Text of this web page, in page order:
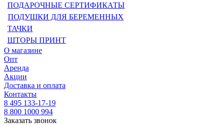
ПОДАРОЧНЫЕ СЕРТИФИКАТЫ
ПОДУШКИ ДЛЯ БЕРЕМЕННЫХ
ТАЧКИ
ШТОРЫ ПРИНТ
О магазине
Опт
Аренда
Акции
Доставка и оплата
Контакты
8 495 133-17-19
8 800 1000 994
Заказать звонок